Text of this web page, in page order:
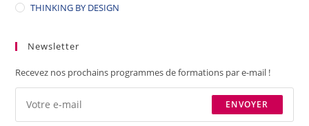
THINKING BY DESIGN
Newsletter
Recevez nos prochains programmes de formations par e-mail !
ENVOYER